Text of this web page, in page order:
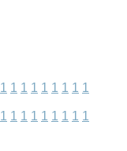
1 1 1 1 1 1 1 1 1
1 1 1 1 1 1 1 1 1